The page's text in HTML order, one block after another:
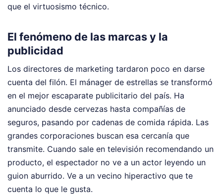
que el virtuosismo técnico.
El fenómeno de las marcas y la
publicidad
Los directores de marketing tardaron poco en darse
cuenta del filón. El mánager de estrellas se transformó
en el mejor escaparate publicitario del país. Ha
anunciado desde cervezas hasta compañías de
seguros, pasando por cadenas de comida rápida. Las
grandes corporaciones buscan esa cercanía que
transmite. Cuando sale en televisión recomendando un
producto, el espectador no ve a un actor leyendo un
guion aburrido. Ve a un vecino hiperactivo que te
cuenta lo que le gusta.